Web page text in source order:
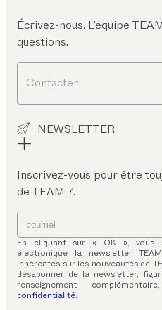
Écrivez-nous. L’équipe
questions.
Contacter
NEWSLETTER
Inscrivez-vous pour être
de TEAM 7.
En cliquant sur « OK », vous
électronique la newsletter
inhérentes sur les nouveautés de
désabonner de la newsletter,
renseignement
confidentialité.